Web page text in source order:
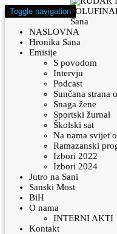
Toggle navigation
NASLOVNA
Hronika Sana
Emisije
S povodom
Intervju
Podcast
Sunčana strana
Snaga žene
Sportski žurnal
Školski sat
Na nama svijet
Ramazanski
Izbori 2022
Izbori 2024
Jutro na Sani
Sanski Most
BiH
O nama
INTERNI AKTI
Kontakt